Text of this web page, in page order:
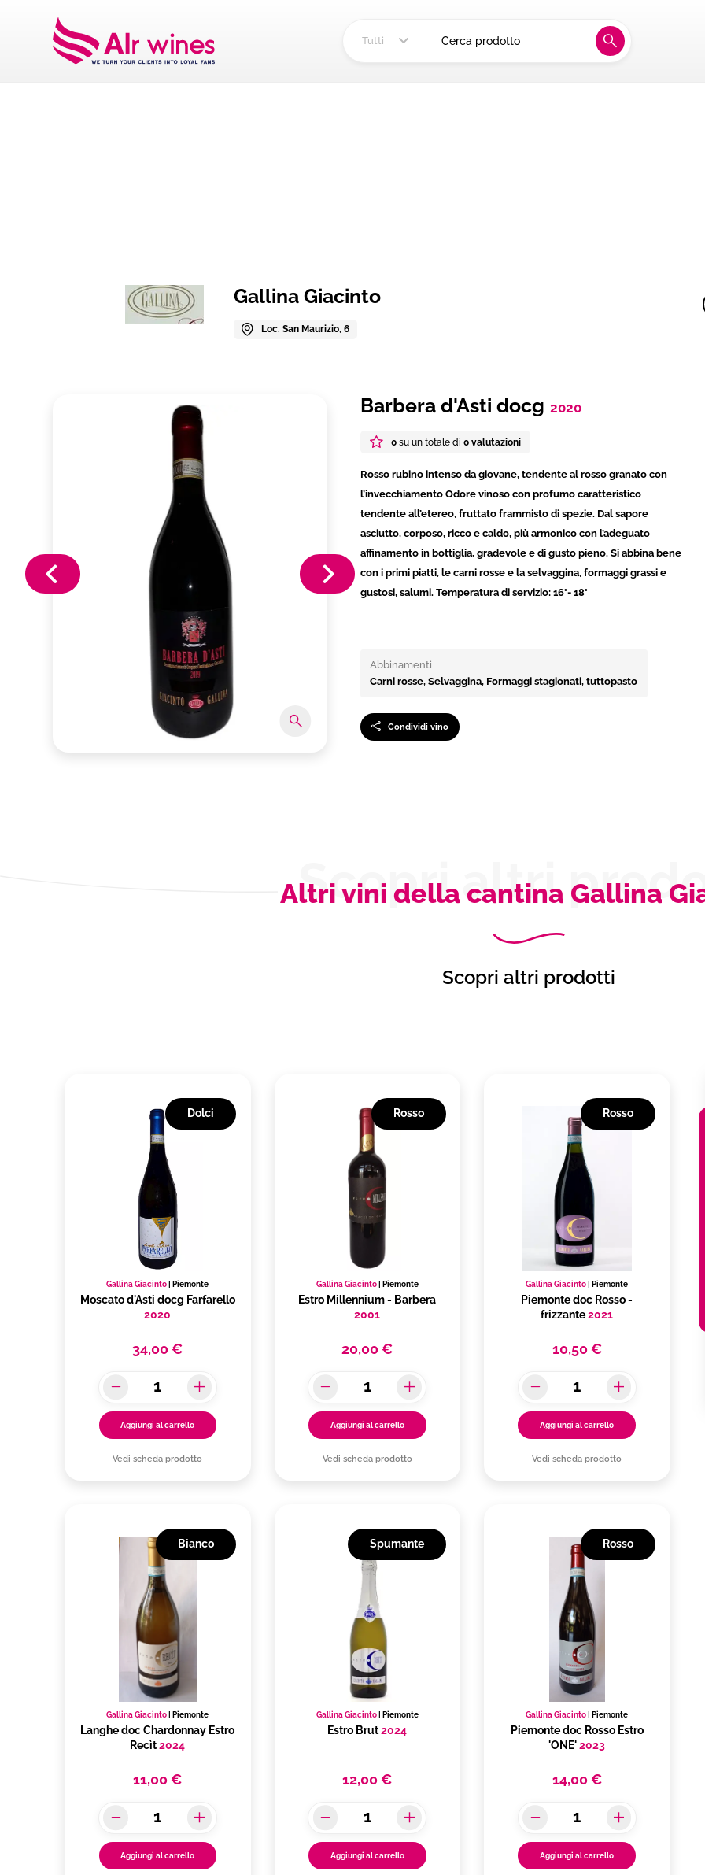
Dalla loro vendemmia, alla tua tavola
Tutti
Gallina Giacinto
Loc. San Maurizio, 6
Barbera d'Asti docg 2020
0su un totale di 0 valutazioni
Rosso rubino intenso da giovane, tendente al rosso granato con
l’invecchiamento Odore vinoso con profumo caratteristico
tendente all’etereo, fruttato frammisto di spezie. Dal sapore
asciutto, corposo, ricco e caldo, più armonico con l’adeguato
affinamento in bottiglia, gradevole e di gusto pieno. Si abbina bene
con i primi piatti, le carni rosse e la selvaggina, formaggi grassi e
gustosi, salumi. Temperatura di servizio: 16°- 18°
Abbinamenti
Carni rosse, Selvaggina, Formaggi stagionati, tuttopasto
Condividi vino
Scopri altri
Altri vini della cantina Gallina
Scopri altri prodotti
Dolci
Gallina Giacinto Piemonte
Moscato d'Asti docg Farfarello
2020
34,00 €
Aggiungi al carrello
Vedi scheda prodotto
Rosso
Gallina Giacinto| Piemonte
Estro Millennium - Barbera
2001
20,00 €
Aggiungi al carrello
Vedi scheda prodotto
Rosso
Gallina Giacinto Piemonte
Piemonte doc Rosso -
frizzante2021
10,50 €
Aggiungi al carrello
Vedi scheda prodotto
Bianco
Gallina Giacinto Piemonte
Langhe doc Chardonnay Estro
Recìt2024
11,00 €
Aggiungi al carrello
Spumante
Gallina Giacinto| Piemonte
Estro Brut2024
12,00 €
Aggiungi al carrello
Rosso
Gallina Giacinto Piemonte
Piemonte doc Rosso Estro
'ONE'2023
14,00 €
Aggiungi al carrello